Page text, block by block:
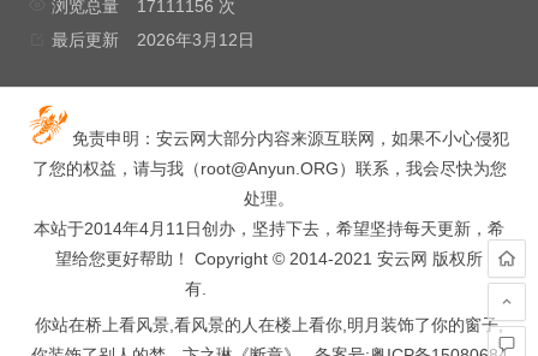
浏览总量
17111156 次
最后更新
2026年3月12日
免责申明：安云网大部分内容来源互联网，如果不小心侵犯
了您的权益，请与我（root@Anyun.ORG）联系，我会尽快为您
处理。
本站于2014年4月11日创办，坚持下去，希望坚持每天更新，希
望给您更好帮助！ Copyright © 2014-2021 安云网 版权所
有.
你站在桥上看风景,看风景的人在楼上看你,明月装饰了你的窗子,